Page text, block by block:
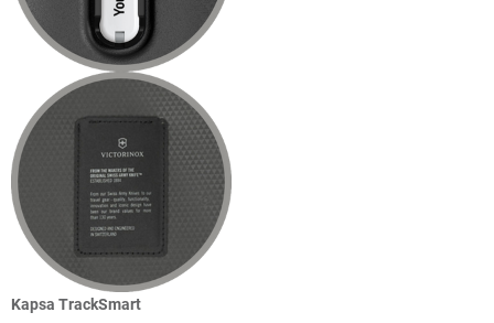
Kapsa TrackSmart